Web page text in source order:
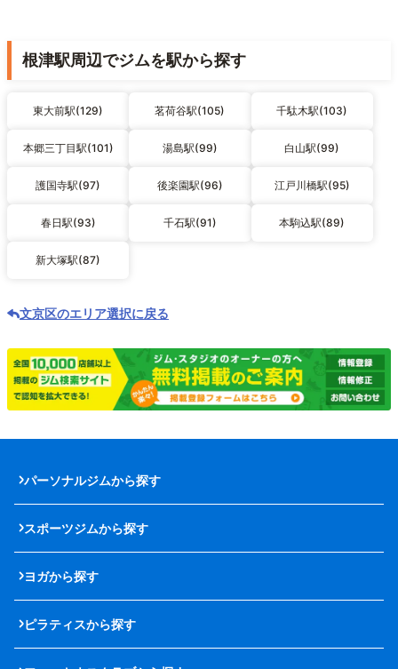
根津駅周辺でジムを駅から探す
東大前駅(129) 茗荷谷駅(105) 千駄木駅(103)
本郷三丁目駅(101) 湯島駅(99) 白山駅(99)
護国寺駅(97) 後楽園駅(96) 江戸川橋駅(95)
春日駅(93) 千石駅(91) 本駒込駅(89)
新大塚駅(87)
文京区のエリア選択に戻る
パーソナルジムから探す
スポーツジムから探す
ヨガから探す
ピラティスから探す